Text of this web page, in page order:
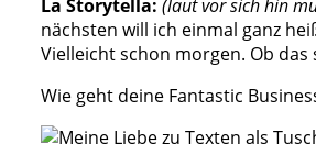
La Storytella: (laut vor sich hin
nächsten will ich einmal ganz
Vielleicht schon morgen. Ob das
Wie geht deine Fantastic